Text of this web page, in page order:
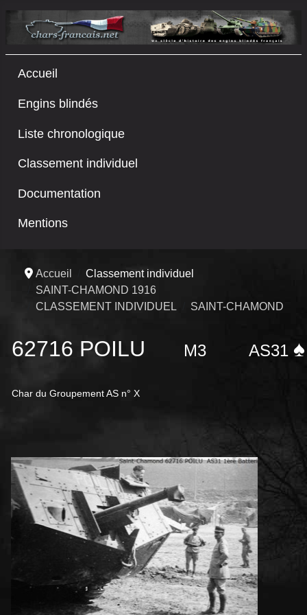
Accueil
Engins blindés
Liste chronologique
Classement individuel
Documentation
Mentions
Accueil
Classement individuel
SAINT-CHAMOND 1916
CLASSEMENT INDIVIDUEL
SAINT-CHAMOND
62716 POILU M3 AS31 ♠
Char du Groupement AS n° X